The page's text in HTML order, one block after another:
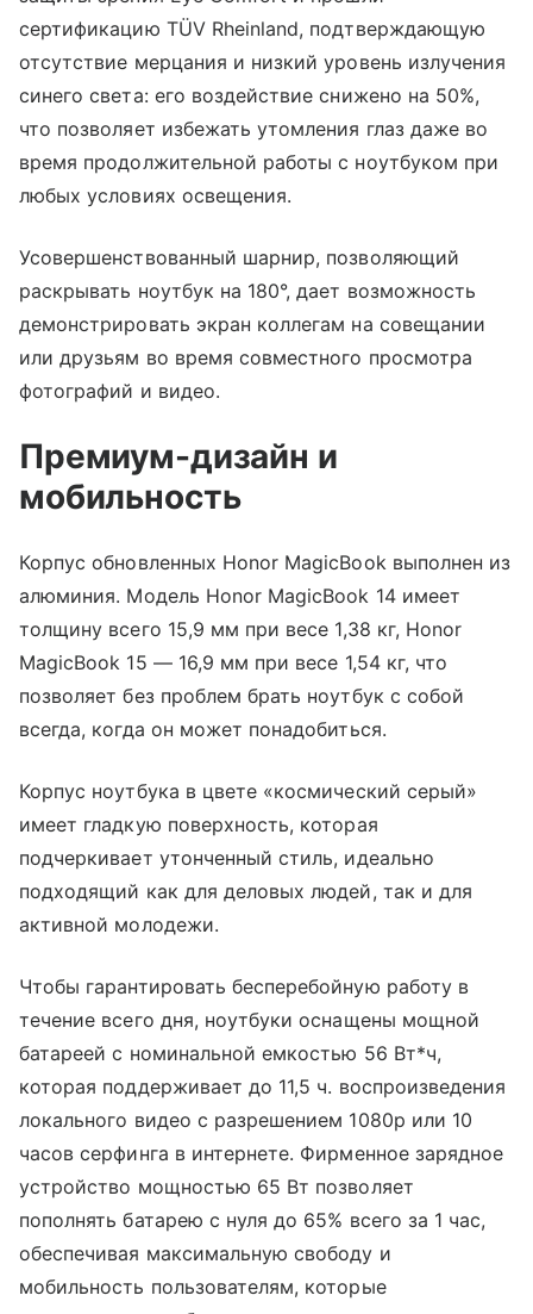
сертификацию TÜV Rheinland, подтверждающую
отсутствие мерцания и низкий уровень излучения
синего света: его воздействие снижено на 50%,
что позволяет избежать утомления глаз даже во
время продолжительной работы с ноутбуком при
любых условиях освещения.
Усовершенствованный шарнир, позволяющий
раскрывать ноутбук на 180°, дает возможность
демонстрировать экран коллегам на совещании
или друзьям во время совместного просмотра
фотографий и видео.
Премиум-дизайн и
мобильность
Корпус обновленных Honor MagicBook выполнен из
алюминия. Модель Honor MagicBook 14 имеет
толщину всего 15,9 мм при весе 1,38 кг, Honor
MagicBook 15 — 16,9 мм при весе 1,54 кг, что
позволяет без проблем брать ноутбук с собой
всегда, когда он может понадобиться.
Корпус ноутбука в цвете «космический серый»
имеет гладкую поверхность, которая
подчеркивает утонченный стиль, идеально
подходящий как для деловых людей, так и для
активной молодежи.
Чтобы гарантировать бесперебойную работу в
течение всего дня, ноутбуки оснащены мощной
батареей с номинальной емкостью 56 Вт*ч,
которая поддерживает до 11,5 ч. воспроизведения
локального видео с разрешением 1080p или 10
часов серфинга в интернете. Фирменное зарядное
устройство мощностью 65 Вт позволяет
пополнять батарею с нуля до 65% всего за 1 час,
обеспечивая максимальную свободу и
мобильность пользователям, которые